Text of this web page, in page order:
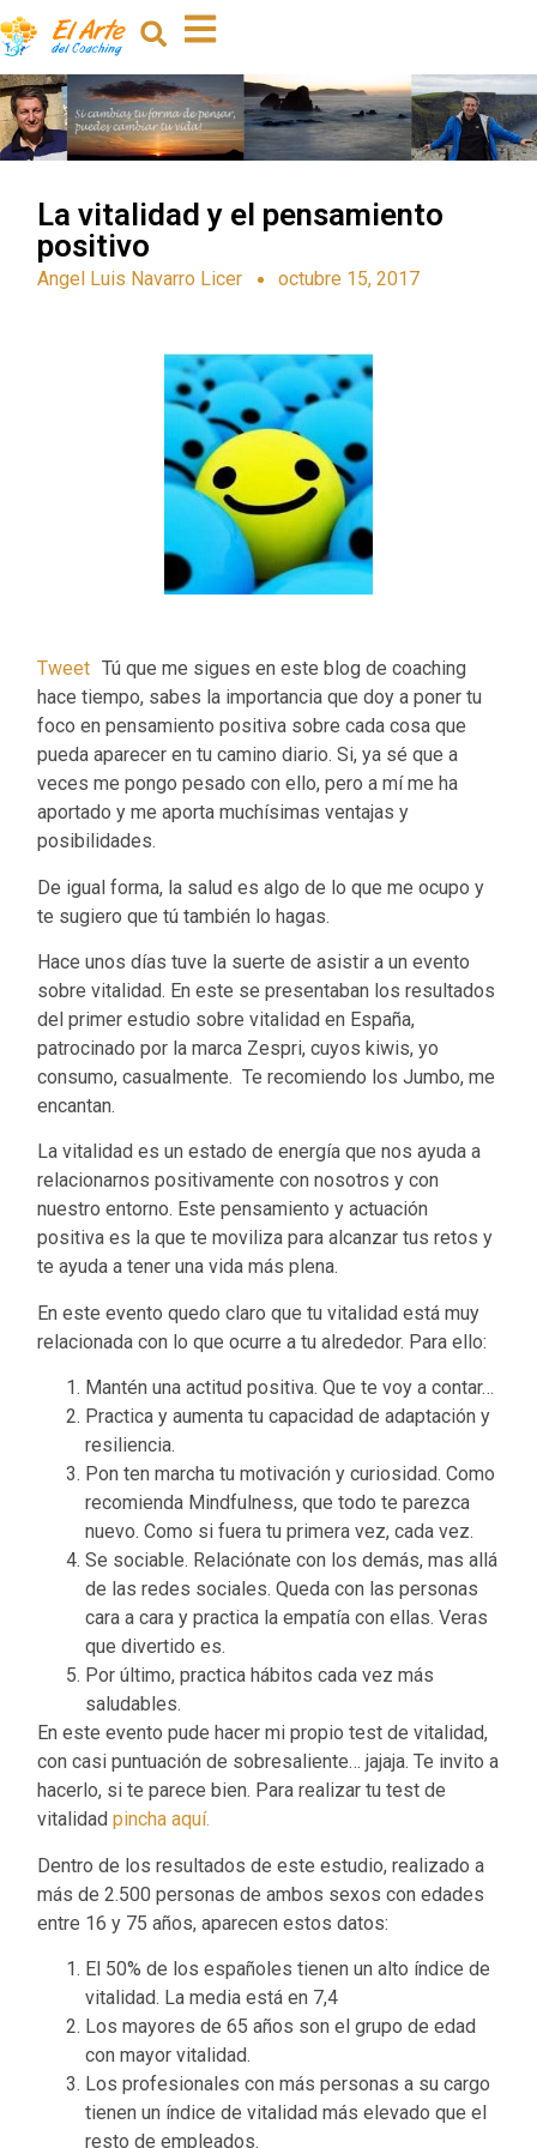
La vitalidad y el pensamiento
positivo
Angel Luis Navarro Licer octubre 15, 2017
Tweet Tú que me sigues en este blog de coaching
hace tiempo, sabes la importancia que doy a poner tu
foco en pensamiento positiva sobre cada cosa que
pueda aparecer en tu camino diario. Si, ya sé que a
veces me pongo pesado con ello, pero a mí me ha
aportado y me aporta muchísimas ventajas y
posibilidades.
De igual forma, la salud es algo de lo que me ocupo y
te sugiero que tú también lo hagas.
Hace unos días tuve la suerte de asistir a un evento
sobre vitalidad. En este se presentaban los resultados
del primer estudio sobre vitalidad en España,
patrocinado por la marca Zespri, cuyos kiwis, yo
consumo, casualmente. Te recomiendo los Jumbo, me
encantan.
La vitalidad es un estado de energía que nos ayuda a
relacionarnos positivamente con nosotros y con
nuestro entorno. Este pensamiento y actuación
positiva es la que te moviliza para alcanzar tus retos y
te ayuda a tener una vida más plena.
En este evento quedo claro que tu vitalidad está muy
relacionada con lo que ocurre a tu alrededor. Para ello:
Mantén una actitud positiva. Que te voy a contar…
Practica y aumenta tu capacidad de adaptación y
resiliencia.
Pon ten marcha tu motivación y curiosidad. Como
recomienda Mindfulness, que todo te parezca
nuevo. Como si fuera tu primera vez, cada vez.
Se sociable. Relaciónate con los demás, mas allá
de las redes sociales. Queda con las personas
cara a cara y practica la empatía con ellas. Veras
que divertido es.
Por último, practica hábitos cada vez más
saludables.
En este evento pude hacer mi propio test de vitalidad,
con casi puntuación de sobresaliente… jajaja. Te invito a
hacerlo, si te parece bien. Para realizar tu test de
vitalidadpincha aquí.
Dentro de los resultados de este estudio, realizado a
más de 2.500 personas de ambos sexos con edades
entre 16 y 75 años, aparecen estos datos:
El 50% de los españoles tienen un alto índice de
vitalidad. La media está en 7,4
Los mayores de 65 años son el grupo de edad
con mayor vitalidad.
Los profesionales con más personas a su cargo
tienen un índice de vitalidad más elevado que el
resto de empleados.